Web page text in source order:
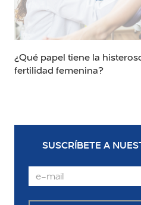
¿Qué papel tiene la
fertilidad femenina?
SUSCRÍBETE A
Email